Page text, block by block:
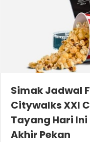
Simak Jadwal
Citywalks XXI
Tayang Hari
Akhir Pekan